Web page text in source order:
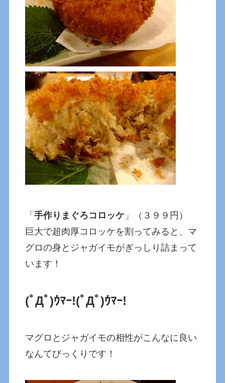
「手作りまぐろコロッケ 」（３９９円）
巨大で超肉厚コロッケを割ってみると、マ
グロの身とジャガイモがぎっしり詰まって
います！
(ﾟДﾟ)ｳﾏｰ!(ﾟДﾟ)ｳﾏｰ!
マグロとジャガイモの相性がこんなに良い
なんてびっくりです！